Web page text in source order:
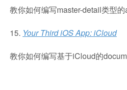
教你如何编写master-detail类型
15. Your Third iOS App: iCloud
教你如何编写基于iCloud的